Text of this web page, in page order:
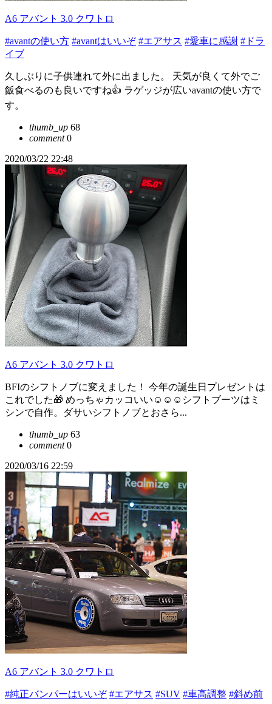
A6 アバント 3.0 クワトロ
#avantの使い方 #avantはいいぞ #エアサス #愛車に感謝 #ドラ
イブ
久しぶりに子供連れて外に出ました。 天気が良くて外でご
飯食べるのも良いですね👍 ラゲッジが広いavantの使い方で
す。
thumb_up 68
comment0
2020/03/22 22:48
A6 アバント 3.0 クワトロ
BFIのシフトノブに変えました！ 今年の誕生日プレゼントは
これでした🎁 めっちゃカッコいい☺️☺️☺️シフトブーツはミ
シンで自作。ダサいシフトノブとおさら...
thumb_up 63
comment0
2020/03/16 22:59
A6 アバント 3.0 クワトロ
#純正バンパーはいいぞ #エアサス #SUV #車高調整 #斜め前